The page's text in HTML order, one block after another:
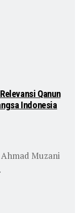
Qanun
Indonesia
Muzani